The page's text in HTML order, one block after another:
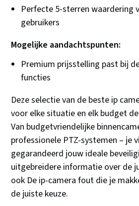
Perfecte 5-sterren waardering
gebruikers
Mogelijke aandachtspunten:
Premium prijsstelling past bij
functies
Deze selectie van de beste ip
voor elke situatie en elk budget
Van budgetvriendelijke
professionele PTZ-systemen – je
gegarandeerd jouw ideale
uitgebreidere informatie over de
ook De ip-camera fout die je
de juiste keuze.